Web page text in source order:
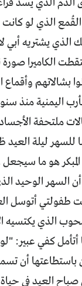
الذي يسد
الذي لو كانت
يشتريه أبي
الكاميرا
بشالاتهم
اليمنية منذ
ملتحفة
للسهر ليلة
المبكر هو ما
السهر الوحيد
طفولتي أتوسل
الذي يكتسيه
كفي عبير:
أن
العيد في